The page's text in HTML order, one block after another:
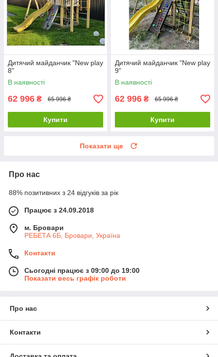
Дитячий майданчик "New play
8"
В наявності
62 996 ₴ 65 996 ₴
Купити
Дитячий майданчик "New play
9"
В наявності
62 996 ₴ 65 996 ₴
Купити
Показати ще
Про нас
88% позитивних з 24 відгуків за рік
Працює з 24.09.2018
м. Бровари
РЕБЕТА 6Б, Бровари, Україна
Контакти
Сьогодні працює з 09:00 до 19:00
Показати весь графік роботи
Про нас
Контакти